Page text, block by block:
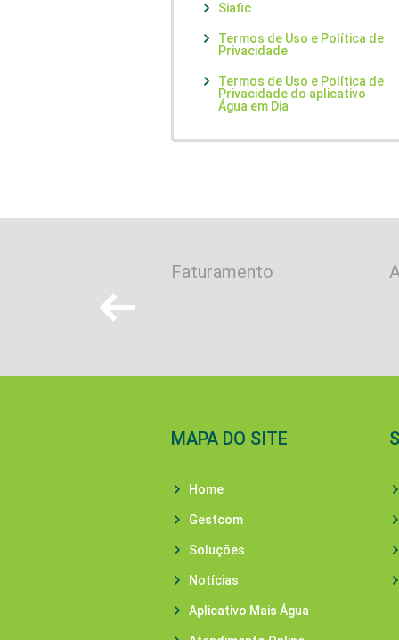
Siafic
Termos de Uso e Política de
Privacidade
Termos de Uso e Política de
Privacidade do aplicativo
Água em Dia
de Rede
Faturamento
MAPA DO SITE
Home
Gestcom
Soluções
Notícias
Aplicativo Mais Água